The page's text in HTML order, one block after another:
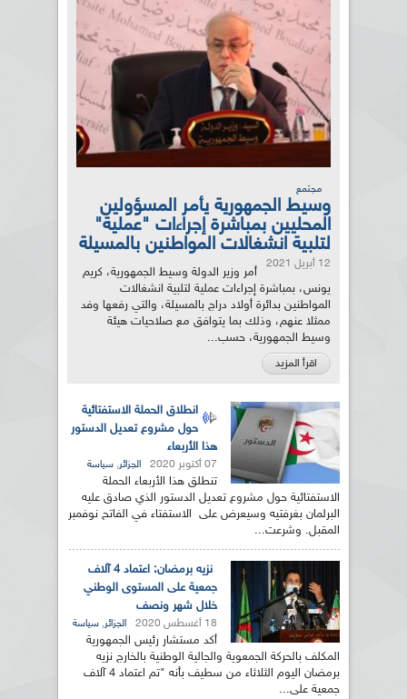
مجتمع
وسيط الجمهورية يأمر المسؤولين
المحليين بمباشرة إجراءات "عملية"
لتلبية انشغالات المواطنين بالمسيلة
12 أبريل 2021
أمر وزير الدولة وسيط الجمهورية، كريم
يونس، بمباشرة إجراءات عملية لتلبية انشغالات
المواطنين بدائرة أولاد دراج بالمسيلة، والتي رفعها وفد
ممثلا عنهم، وذلك بما يتوافق مع صلاحيات هيئة
وسيط الجمهورية، حسب...
اقرأ المزيد
انطلاق الحملة الاستفتائية
حول مشروع تعديل الدستور
هذا الأربعاء
07 أكتوبر 2020 الجزائر, سياسة
تنطلق هذا الأربعاء الحملة
الاستفتائية حول مشروع تعديل الدستور الذي صادق عليه
البرلمان بغرفتيه وسيعرض على الاستفتاء في الفاتح نوفمبر
المقبل. وشرعت...
نزيه برمضان: اعتماد 4 آلاف
جمعية على المستوى الوطني
خلال شهر ونصف
18 أغسطس 2020 الجزائر, سياسة
أكد مستشار رئيس الجمهورية
المكلف بالحركة الجمعوية والجالية الوطنية بالخارج نزيه
برمضان اليوم الثلاثاء من سطيف بأنه "تم اعتماد 4 آلاف
جمعية على...